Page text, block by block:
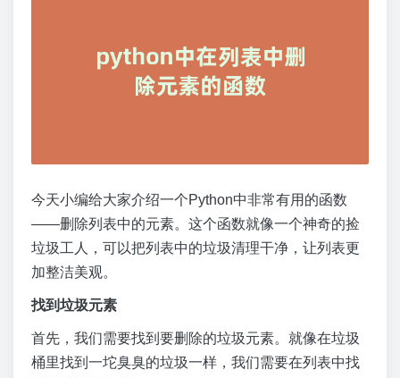
今天小编给大家介绍一个Python中非常有用的函数
——删除列表中的元素。这个函数就像一个神奇的捡
垃圾工人，可以把列表中的垃圾清理干净，让列表更
加整洁美观。
找到垃圾元素
首先，我们需要找到要删除的垃圾元素。就像在垃圾
桶里找到一坨臭臭的垃圾一样，我们需要在列表中找